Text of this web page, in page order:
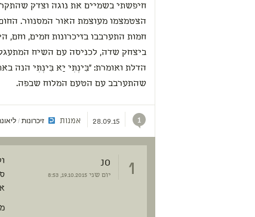
חיפשתי בשמיים את נוגה וצדק
הצטמצמו מעוצמת האור המסנוור.
חמות התערבבו בזיכרונות חמים, וחם,
ביצחק שדה, לכניסה עם השיח
הדלת ואומרת: "בִּינְתִּי יַא בִּינְתִּי הנה
שהתערבב עם הטעם המלוח שבפה.
1
28.09.15 אמנות זיכרונות/
1
jo
יום שני